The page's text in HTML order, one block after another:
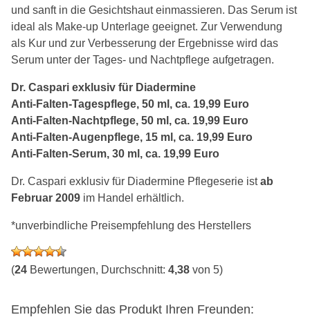
und sanft in die Gesichtshaut einmassieren. Das Serum ist
ideal als Make-up Unterlage geeignet. Zur Verwendung
als Kur und zur Verbesserung der Ergebnisse wird das
Serum unter der Tages- und Nachtpflege aufgetragen.
Dr. Caspari exklusiv für Diadermine
Anti-Falten-Tagespflege, 50 ml, ca. 19,99 Euro
Anti-Falten-Nachtpflege, 50 ml, ca. 19,99 Euro
Anti-Falten-Augenpflege, 15 ml, ca. 19,99 Euro
Anti-Falten-Serum, 30 ml, ca. 19,99 Euro
Dr. Caspari exklusiv für Diadermine Pflegeserie istab
Februar 2009 im Handel erhältlich.
*unverbindliche Preisempfehlung des Herstellers
(24 Bewertungen, Durchschnitt: 4,38 von 5)
Empfehlen Sie das Produkt Ihren Freunden: